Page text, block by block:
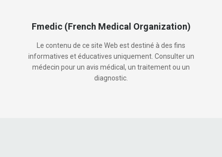
Fmedic (French Medical Organization)
Le contenu de ce site Web est destiné à des fins
informatives et éducatives uniquement. Consulter un
médecin pour un avis médical, un traitement ou un
diagnostic.